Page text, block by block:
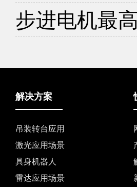
步进电机最
解决方案
吊装转台应用
激光应用场景
具身机器人
雷达应用场景